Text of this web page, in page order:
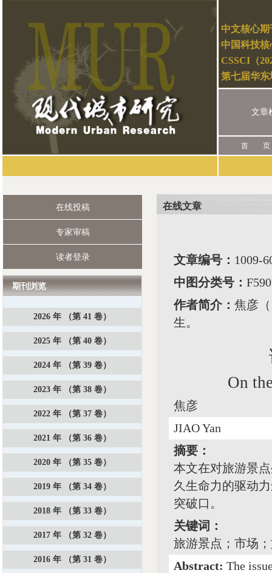
中文核心期
中国科技核
CSSCI（
第七届华
文章
首 页
在线文章
文章编号： 1009-
中图分类号：
作者简介： 焦彦
生。
On
焦彦
JIAO Yan
摘要：
本文在对旅游景
久生命力的驱动
突破口。
关键词：
旅游景点；市场
Abstract: The
在线投稿
专家审稿
读者登录
期刊浏览
2026 年 （第 41 卷）
2025 年 （第 40 卷）
2024 年 （第 39 卷）
2023 年 （第 38 卷）
2022 年 （第 37 卷）
2021 年 （第 36 卷）
2020 年 （第 35 卷）
2019 年 （第 34 卷）
2018 年 （第 33 卷）
2017 年 （第 32 卷）
2016 年 （第 31 卷）